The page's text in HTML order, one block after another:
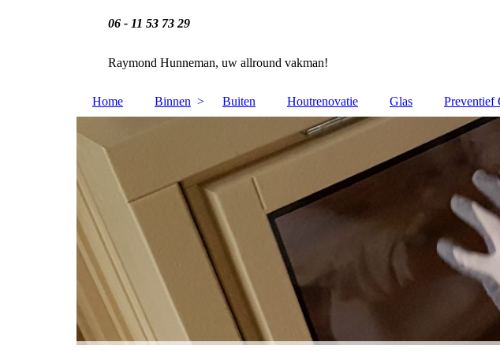
06 - 11 53 73 29
Raymond Hunneman, uw allround vakman!
Home Binnen Buiten Houtrenovatie Glas Preventief